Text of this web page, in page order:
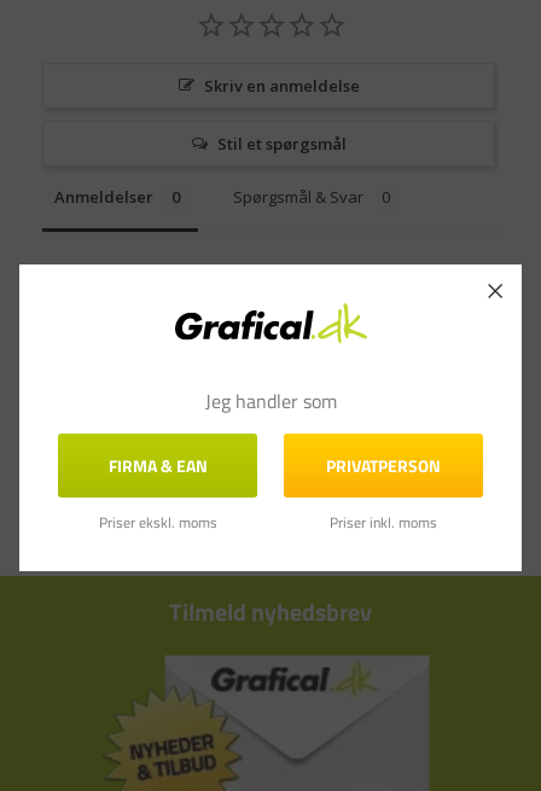
Skriv en anmeldelse
Stil et spørgsmål
Anmeldelser Spørgsmål & Svar
Tilmeld nyhedsbrev
Jeg handler som
FIRMA & EAN
Priser ekskl. moms
PRIVATPERSON
Priser inkl. moms